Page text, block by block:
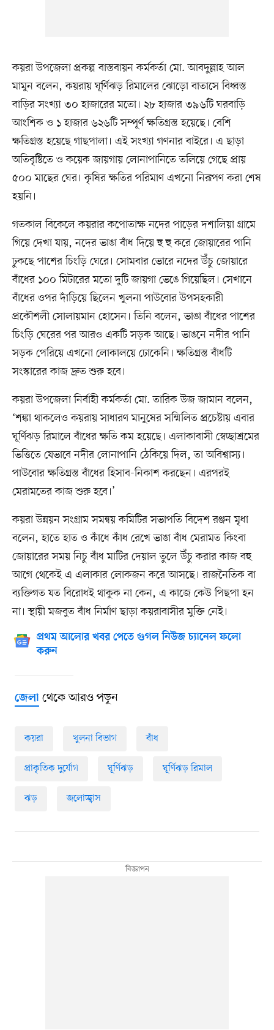
কয়রা উপজেলা প্রকল্প বাস্তবায়ন কর্মকর্তা মো. আবদুল্লাহ আল
মামুন বলেন, কয়রায় ঘূর্ণিঝড় রিমালের ঝোড়ো বাতাসে বিধ্বস্ত
বাড়ির সংখ্যা ৩০ হাজারের মতো। ২৮ হাজার ৩৯৬টি ঘরবাড়ি
আংশিক ও ১ হাজার ৬২৬টি সম্পূর্ণ ক্ষতিগ্রস্ত হয়েছে। বেশি
ক্ষতিগ্রস্ত হয়েছে গাছপালা। এই সংখ্যা গণনার বাইরে। এ ছাড়া
অতিবৃষ্টিতে ও কয়েক জায়গায় লোনাপানিতে তলিয়ে গেছে প্রায়
৫০০ মাছের ঘের। কৃষির ক্ষতির পরিমাণ এখনো নিরূপণ করা শেষ
হয়নি।
গতকাল বিকেলে কয়রার কপোতাক্ষ নদের পাড়ের দশালিয়া গ্রামে
গিয়ে দেখা যায়, নদের ভাঙা বাঁধ দিয়ে হু হু করে জোয়ারের পানি
ঢুকছে পাশের চিংড়ি ঘেরে। সোমবার ভোরে নদের উঁচু জোয়ারে
বাঁধের ১০০ মিটারের মতো দুটি জায়গা ভেঙে গিয়েছিল। সেখানে
বাঁধের ওপর দাঁড়িয়ে ছিলেন খুলনা পাউবোর উপসহকারী
প্রকৌশলী সোলায়মান হোসেন। তিনি বলেন, ভাঙা বাঁধের পাশের
চিংড়ি ঘেরের পর আরও একটি সড়ক আছে। ভাঙনে নদীর পানি
সড়ক পেরিয়ে এখনো লোকালয়ে ঢোকেনি। ক্ষতিগ্রস্ত বাঁধটি
সংস্কারের কাজ দ্রুত শুরু হবে।
কয়রা উপজেলা নির্বাহী কর্মকর্তা মো. তারিক উজ জামান বলেন,
‘শঙ্কা থাকলেও কয়রায় সাধারণ মানুষের সম্মিলিত প্রচেষ্টায় এবার
ঘূর্ণিঝড় রিমালে বাঁধের ক্ষতি কম হয়েছে। এলাকাবাসী স্বেচ্ছাশ্রমের
ভিত্তিতে যেভাবে নদীর লোনাপানি ঠেকিয়ে দিল, তা অবিশ্বাস্য।
পাউবোর ক্ষতিগ্রস্ত বাঁধের হিসাব-নিকাশ করছেন। এরপরই
মেরামতের কাজ শুরু হবে।’
কয়রা উন্নয়ন সংগ্রাম সমন্বয় কমিটির সভাপতি বিদেশ রঞ্জন মৃধা
বলেন, হাতে হাত ও কাঁধে কাঁধ রেখে ভাঙা বাঁধ মেরামত কিংবা
জোয়ারের সময় নিচু বাঁধ মাটির দেয়াল তুলে উঁচু করার কাজ বহু
আগে থেকেই এ এলাকার লোকজন করে আসছে। রাজনৈতিক বা
ব্যক্তিগত যত বিরোধই থাকুক না কেন, এ কাজে কেউ পিছপা হন
না। স্থায়ী মজবুত বাঁধ নির্মাণ ছাড়া কয়রাবাসীর মুক্তি নেই।
প্রথম আলোর খবর পেতে গুগল নিউজ চ্যানেল ফলো
করুন
জেলাথেকে আরও পড়ুন
কয়রা খুলনা বিভাগ বাঁধ
প্রাকৃতিক দুর্যোগ ঘূর্ণিঝড় ঘূর্ণিঝড় রিমাল
ঝড় জলোচ্ছ্বাস